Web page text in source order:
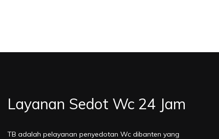
Layanan Sedot Wc 24 Jam
TB adalah pelayanan penyedotan Wc dibanten yang